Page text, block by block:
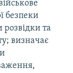
безпеки
та
визначає